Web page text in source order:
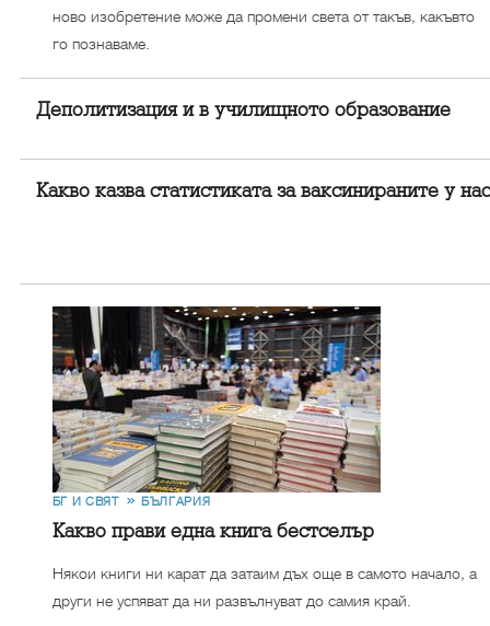
ново изобретение може да промени света от такъв, какъвто
го познаваме.
Деполитизация и в училищното образование
Какво казва статистиката за ваксинираните у нас
БГ И СВЯТ БЪЛГАРИЯ
Какво прави една книга бестселър
Някои книги ни карат да затаим дъх още в самото начало, а
други не успяват да ни развълнуват до самия край.